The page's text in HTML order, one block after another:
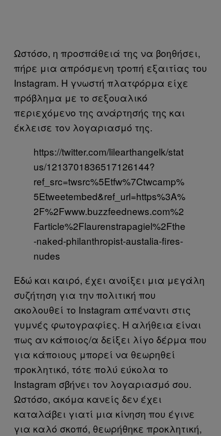
Ωστόσο, η προσπάθειά της να βοηθήσει,
πήρε μια απρόσμενη τροπή εξαιτίας του
Instagram. Η γνωστή πλατφόρμα είχε
πρόβλημα με το σεξουαλικό
περιεχόμενο της ανάρτησής της και
έκλεισε τον λογαριασμό της.
https://twitter.com/lilearthangelk/stat
us/1213701836517126144?
ref_src=twsrc%5Etfw%7Ctwcamp%
5Etweetembed&ref_url=https%3A%
2F%2Fwww.buzzfeednews.com%2
Farticle%2Flaurenstrapagiel%2Fthe
-naked-philanthropist-austalia-fires-
nudes
Εδώ και καιρό, έχει ανοίξει μια μεγάλη
συζήτηση για την πολιτική που
ακολουθεί το Instagram απέναντι στις
γυμνές φωτογραφίες. Η αλήθεια είναι
πως αν κάποιος/α δείξει λίγο δέρμα που
για κάποιους μπορεί να θεωρηθεί
προκλητικό, τότε πολύ εύκολα το
Instagram σβήνει τον λογαριασμό σου.
Ωστόσο, ακόμα κανείς δεν έχει
καταλάβει γιατί μια κίνηση που έγινε
για καλό σκοπό, θεωρήθηκε προκλητική,